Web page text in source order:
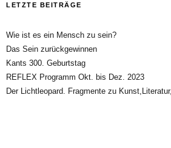
LETZTE BEITRÄGE
Wie ist es ein Mensch zu sein?
Das Sein zurückgewinnen
Kants 300. Geburtstag
REFLEX Programm Okt. bis Dez. 2023
Der Lichtleopard. Fragmente zu